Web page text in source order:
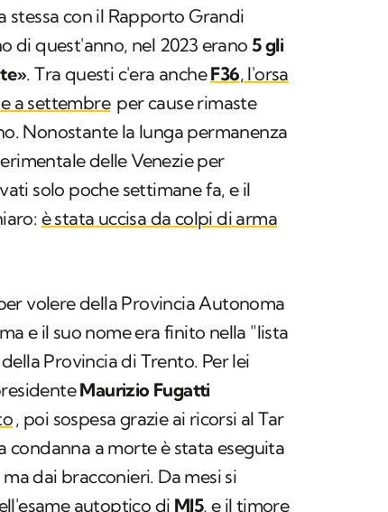
stessa con il Rapporto Grandi
di quest'anno, nel 2023 erano 5 gli
. Tra questi c'era ancheF36, l'orsa
a settembre per cause rimaste
Nonostante la lunga permanenza
delle Venezie per
solo poche settimane fa, e il
è stata uccisa da colpi di arma
volere della Provincia Autonoma
e il suo nome era finito nella "lista
Provincia di Trento. Per lei
Maurizio Fugatti
, poi sospesa grazie ai ricorsi al Tar
condanna a morte è stata eseguita
dai bracconieri. Da mesi si
autoptico di MJ5, e il timore